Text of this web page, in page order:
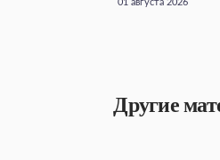
01 августа 2026
Другие